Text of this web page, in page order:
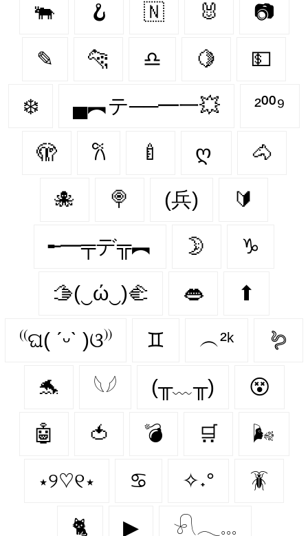
🐃 🪝 🇳‌ 🐰 📷
✎ 🐆 ♎ 🍋 💵
❄️ ▄︻テ──━一💥 ²⁰⁰⁹
🫣 𐙚 🍼 ღ 🐴
🐙 🍭 (兵) 🔰
╾━╤デ╦︻ 🌛 ♑
🫱(‿ώ‿)🫲 👄 ⬆
⁽⁽ଘ( ˊᵕˋ )ଓ⁾⁾ ♊ ︵²ᵏ 🪱
🐬 𓆩𓆪 (╥﹏╥) 😵‍
🤖 🍅 💣 🛒 🌬
⋆୨♡୧⋆ ♋ ✧˖° 🪳
🐈 ▶ 𓍯𓂃𓏧